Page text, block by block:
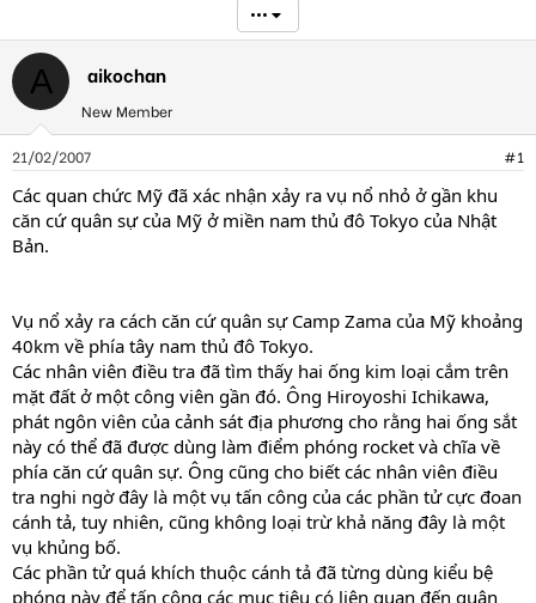
r
e
r
•••
A aikochan
New Member
21/02/2007 #1
Các quan chức Mỹ đã xác nhận xảy ra vụ nổ nhỏ ở gần khu
căn cứ quân sự của Mỹ ở miền nam thủ đô Tokyo của Nhật
Bản.
Vụ nổ xảy ra cách căn cứ quân sự Camp Zama của Mỹ khoảng
40km về phía tây nam thủ đô Tokyo.
Các nhân viên điều tra đã tìm thấy hai ống kim loại cắm trên
mặt đất ở một công viên gần đó. Ông Hiroyoshi Ichikawa,
phát ngôn viên của cảnh sát địa phương cho rằng hai ống sắt
này có thể đã được dùng làm điểm phóng rocket và chĩa về
phía căn cứ quân sự. Ông cũng cho biết các nhân viên điều
tra nghi ngờ đây là một vụ tấn công của các phần tử cực đoan
cánh tả, tuy nhiên, cũng không loại trừ khả năng đây là một
vụ khủng bố.
Các phần tử quá khích thuộc cánh tả đã từng dùng kiểu bệ
phóng này để tấn công các mục tiêu có liên quan đến quân